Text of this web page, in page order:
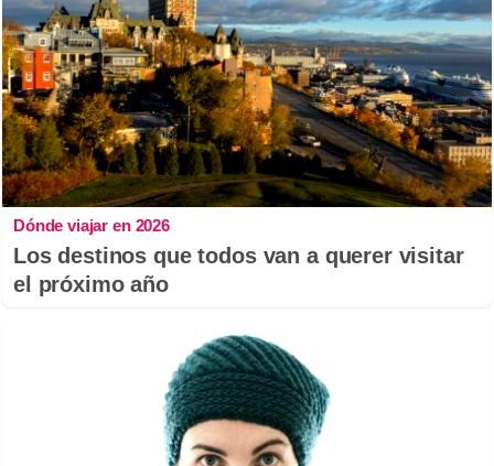
Dónde viajar en 2026
Los destinos que todos van a querer visitar
el próximo año